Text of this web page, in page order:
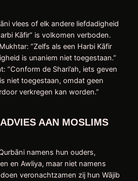
vlees of elk andere liefdadigheid
Kāfir” is volkomen verboden.
“Zelfs als een Harbi Kāfir
is unaniem niet toegestaan.”
“Conform de Shari’ah, iets geven
niet toegestaan, omdat geen
verkregen kan worden.”
AAN MOSLIMS
namens hun ouders,
en Awliya, maar niet namens
veronachtzamen zij hun Wājib